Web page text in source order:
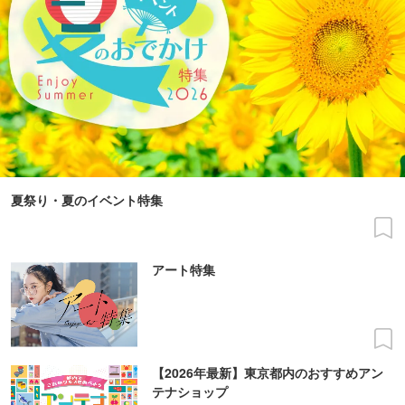
夏祭り・夏のイベント特集
アート特集
【2026年最新】東京都内のおすすめアン
テナショップ